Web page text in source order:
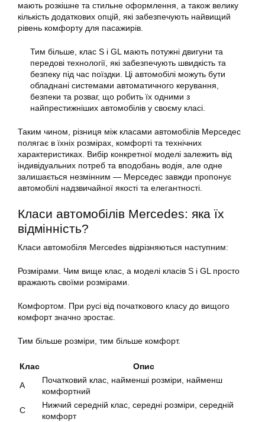
мають розкішне та стильне оформлення, а також велику
кількість додаткових опцій, які забезпечують найвищий
рівень комфорту для пасажирів.
Тим більше, клас S і GL мають потужні двигуни та
передові технології, які забезпечують швидкість та
безпеку під час поїздки. Ці автомобілі можуть бути
обладнані системами автоматичного керування,
безпеки та розваг, що робить їх одними з
найпрестижніших автомобілів у своєму класі.
Таким чином, різниця між класами автомобілів Мерседес
полягає в їхніх розмірах, комфорті та технічних
характеристиках. Вибір конкретної моделі залежить від
індивідуальних потреб та вподобань водія, але одне
залишається незмінним — Мерседес завжди пропонує
автомобілі надзвичайної якості та елегантності.
Класи автомобілів Mercedes: яка їх
відмінність?
Класи автомобіля Mercedes відрізняються наступним:
Розмірами. Чим вище клас, а моделі класів S і GL просто
вражають своїми розмірами.
Комфортом. При русі від початкового класу до вищого
комфорт значно зростає.
Тим більше розміри, тим більше комфорт.
Клас
Опис
A
Початковий клас, найменші розміри, найменш
комфортний
C
Нижчий середній клас, середні розміри, середній
комфорт